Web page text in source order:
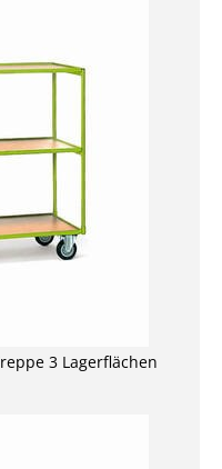
3 Lagerflächen